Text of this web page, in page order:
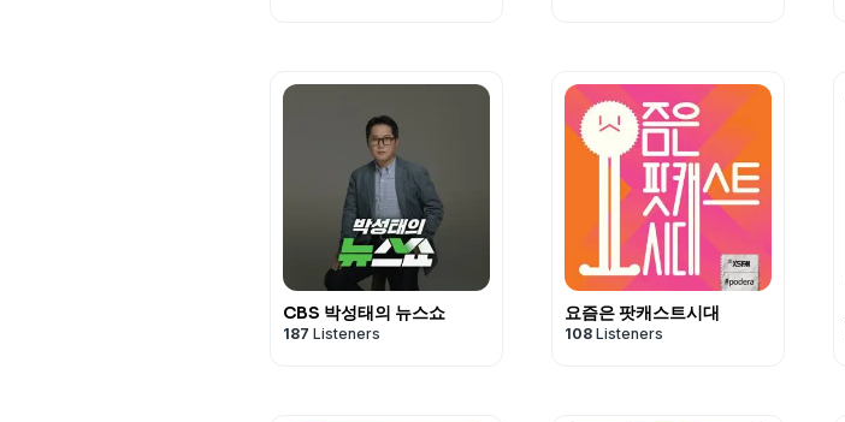
CBS 박성태의 뉴스쇼
187 Listeners
요즘은 팟캐스트시대
108 Listeners